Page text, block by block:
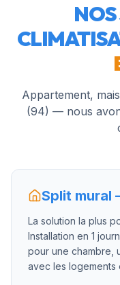
Appartement,
(94) — nous
Split mural
La solution la plus
Installation en 1
pour une chambre,
avec les logements